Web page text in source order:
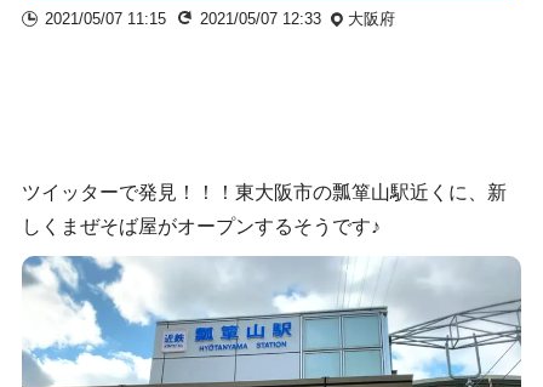
2021/05/07 11:15 2021/05/07 12:33 大阪府
ツイッターで発見！！！東大阪市の瓢箪山駅近くに、新
しくまぜそば屋がオープンするそうです♪